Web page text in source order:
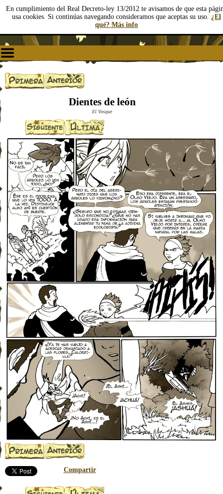
En cumplimiento del Real Decreto-ley 13/2012 te avisamos de que esta
usa cookies. Si continúas navegando consideramos que aceptas su uso. ¿El
qué? Más info
Dientes de león
El Vosque
Compartir